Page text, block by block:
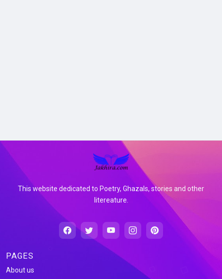
This website dedicated to Poetry, Ghazals, stories and other
litereature.
PAGES
About us